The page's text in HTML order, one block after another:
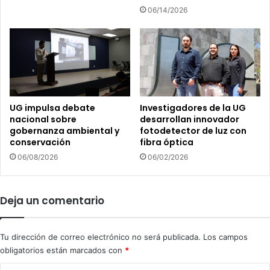
p
a
L
i
m
p
i
a
V
o
l
w
n
e
t
i
v
a
l
D
í
a
d
e
M
06/14/2026
UG impulsa debate
nacional sobre
gobernanza ambiental y
conservación
06/08/2026
Investigadores de la UG
desarrollan innovador
fotodetector de luz con
fibra óptica
06/02/2026
Deja un comentario
Tu dirección de correo electrónico no será publicada. Los campos
obligatorios están marcados con *